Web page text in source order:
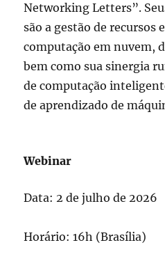
Networking Letters”.
são a gestão de recursos
computação em nuvem,
bem como sua sinergia
de computação
de aprendizado de
Webinar
Data: 2 de julho de 2026
Horário: 16h (Brasília)